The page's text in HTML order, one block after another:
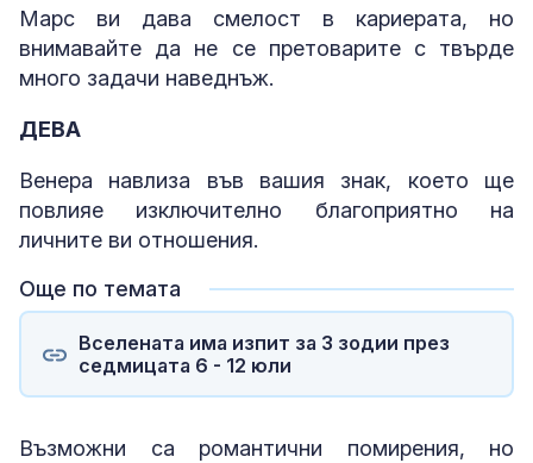
Марс ви дава смелост в кариерата, но
внимавайте да не се претоварите с твърде
много задачи наведнъж.
ДЕВА
Венера навлиза във вашия знак, което ще
повлияе изключително благоприятно на
личните ви отношения.
Още по темата
Вселената има изпит за 3 зодии през
седмицата 6 - 12 юли
Възможни са романтични помирения, но